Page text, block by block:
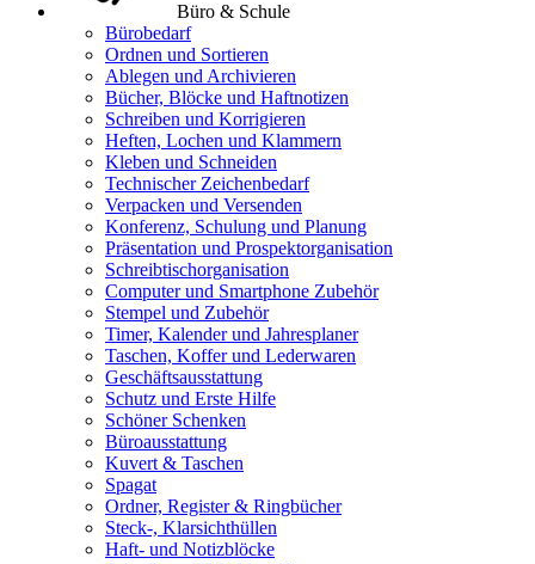
Büro & Schule
Bürobedarf
Ordnen und Sortieren
Ablegen und Archivieren
Bücher, Blöcke und Haftnotizen
Schreiben und Korrigieren
Heften, Lochen und Klammern
Kleben und Schneiden
Technischer Zeichenbedarf
Verpacken und Versenden
Konferenz, Schulung und Planung
Präsentation und Prospektorganisation
Schreibtischorganisation
Computer und Smartphone Zubehör
Stempel und Zubehör
Timer, Kalender und Jahresplaner
Taschen, Koffer und Lederwaren
Geschäftsausstattung
Schutz und Erste Hilfe
Schöner Schenken
Büroausstattung
Kuvert & Taschen
Spagat
Ordner, Register & Ringbücher
Steck-, Klarsichthüllen
Haft- und Notizblöcke